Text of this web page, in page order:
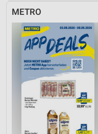
METRO
Werbeanzeigen
Erstellung von Profilen
Werbung
Verwendung von
personalisierter Werbung
Erstellung von Profilen
von Inhalten